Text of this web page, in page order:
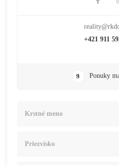
+421 911
9 Ponuky